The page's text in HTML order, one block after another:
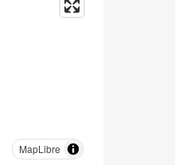
MapLibre